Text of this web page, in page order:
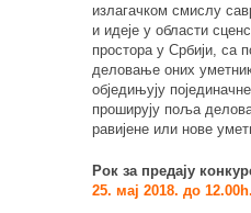
излагачком смислу
и идеје у области
простора у Србији, са
деловање оних
обједињују
проширују поља
равијене или нове
Рок за предају
25. мај 2018. до 12.00h.